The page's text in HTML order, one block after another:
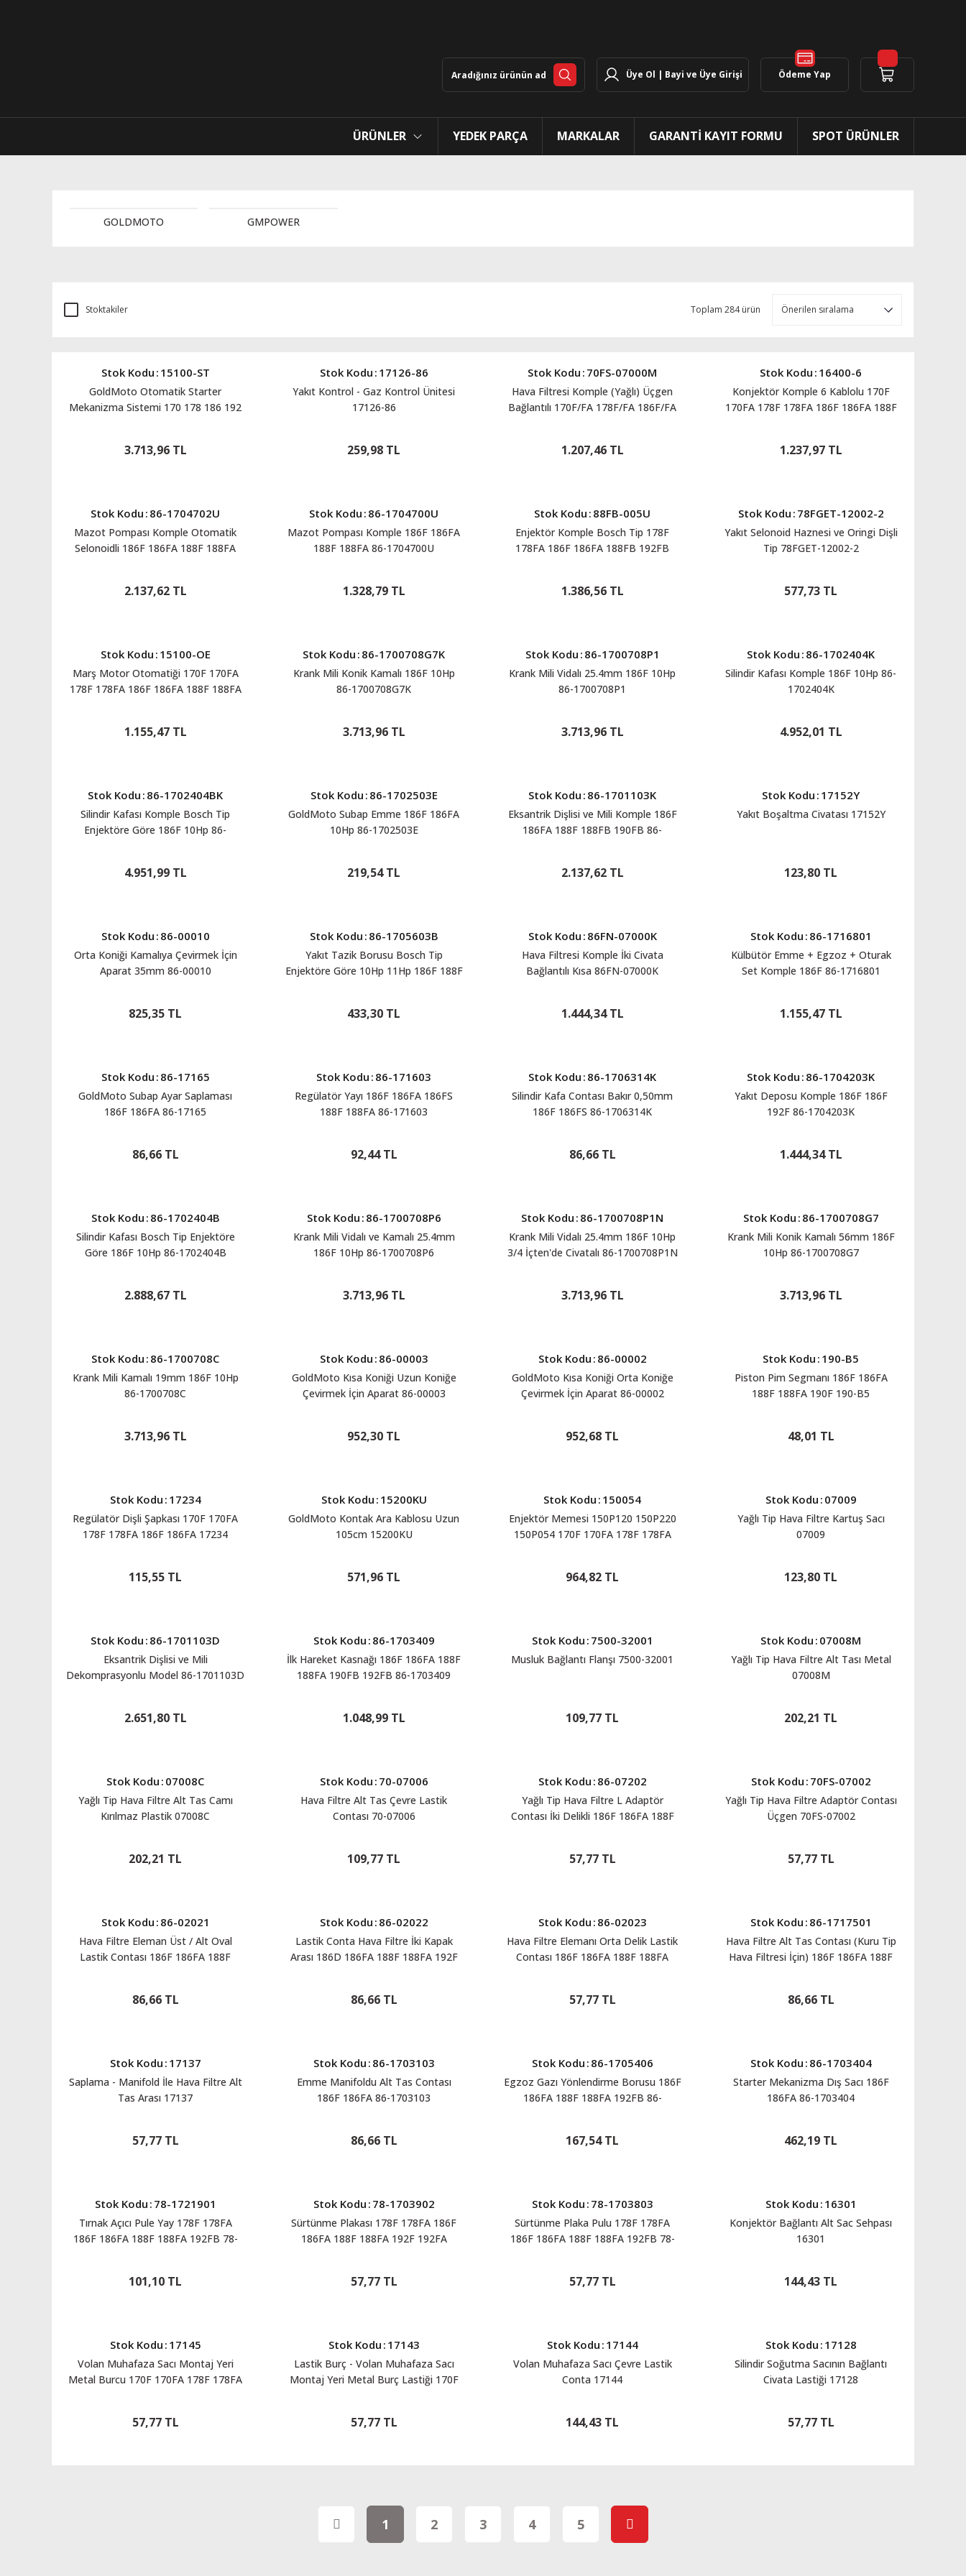
Üye Ol | Bayi ve Üye Girişi Ödeme Yap
ÜRÜNLER YEDEK PARÇA MARKALAR GARANTİ KAYIT FORMU SPOT ÜRÜNLER
GOLDMOTO GMPOWER
Stoktakiler Toplam 284 ürün
Stok Kodu : 15100-ST
GoldMoto Otomatik Starter
Mekanizma Sistemi 170 178 186 192
3.713,96 TL
Stok Kodu : 17126-86
Yakıt Kontrol - Gaz Kontrol Ünitesi
17126-86
259,98 TL
Stok Kodu : 70FS-07000M
Hava Filtresi Komple (Yağlı) Üçgen
Bağlantılı 170F/FA 178F/FA 186F/FA
1.207,46 TL
Stok Kodu : 16400-6
Konjektör Komple 6 Kablolu 170F
170FA 178F 178FA 186F 186FA 188F
1.237,97 TL
Stok Kodu : 86-1704702U
Mazot Pompası Komple Otomatik
Selonoidli 186F 186FA 188F 188FA
2.137,62 TL
Stok Kodu : 86-1704700U
Mazot Pompası Komple 186F 186FA
188F 188FA 86-1704700U
1.328,79 TL
Stok Kodu : 88FB-005U
Enjektör Komple Bosch Tip 178F
178FA 186F 186FA 188FB 192FB
1.386,56 TL
Stok Kodu : 78FGET-12002-2
Yakıt Selonoid Haznesi ve Oringi Dişli
Tip 78FGET-12002-2
577,73 TL
Stok Kodu : 15100-OE
Marş Motor Otomatiği 170F 170FA
178F 178FA 186F 186FA 188F 188FA
1.155,47 TL
Stok Kodu : 86-1700708G7K
Krank Mili Konik Kamalı 186F 10Hp
86-1700708G7K
3.713,96 TL
Stok Kodu : 86-1700708P1
Krank Mili Vidalı 25.4mm 186F 10Hp
86-1700708P1
3.713,96 TL
Stok Kodu : 86-1702404K
Silindir Kafası Komple 186F 10Hp 86-
1702404K
4.952,01 TL
Stok Kodu : 86-1702404BK
Silindir Kafası Komple Bosch Tip
Enjektöre Göre 186F 10Hp 86-
4.951,99 TL
Stok Kodu : 86-1702503E
GoldMoto Subap Emme 186F 186FA
10Hp 86-1702503E
219,54 TL
Stok Kodu : 86-1701103K
Eksantrik Dişlisi ve Mili Komple 186F
186FA 188F 188FB 190FB 86-
2.137,62 TL
Stok Kodu : 17152Y
Yakıt Boşaltma Civatası 17152Y
123,80 TL
Stok Kodu : 86-00010
Orta Koniği Kamalıya Çevirmek İçin
Aparat 35mm 86-00010
825,35 TL
Stok Kodu : 86-1705603B
Yakıt Tazik Borusu Bosch Tip
Enjektöre Göre 10Hp 11Hp 186F 188F
433,30 TL
Stok Kodu : 86FN-07000K
Hava Filtresi Komple İki Civata
Bağlantılı Kısa 86FN-07000K
1.444,34 TL
Stok Kodu : 86-1716801
Külbütör Emme + Egzoz + Oturak
Set Komple 186F 86-1716801
1.155,47 TL
Stok Kodu : 86-17165
GoldMoto Subap Ayar Saplaması
186F 186FA 86-17165
86,66 TL
Stok Kodu : 86-171603
Regülatör Yayı 186F 186FA 186FS
188F 188FA 86-171603
92,44 TL
Stok Kodu : 86-1706314K
Silindir Kafa Contası Bakır 0,50mm
186F 186FS 86-1706314K
86,66 TL
Stok Kodu : 86-1704203K
Yakıt Deposu Komple 186F 186F
192F 86-1704203K
1.444,34 TL
Stok Kodu : 86-1702404B
Silindir Kafası Bosch Tip Enjektöre
Göre 186F 10Hp 86-1702404B
2.888,67 TL
Stok Kodu : 86-1700708P6
Krank Mili Vidalı ve Kamalı 25.4mm
186F 10Hp 86-1700708P6
3.713,96 TL
Stok Kodu : 86-1700708P1N
Krank Mili Vidalı 25.4mm 186F 10Hp
3/4 İçten'de Civatalı 86-1700708P1N
3.713,96 TL
Stok Kodu : 86-1700708G7
Krank Mili Konik Kamalı 56mm 186F
10Hp 86-1700708G7
3.713,96 TL
Stok Kodu : 86-1700708C
Krank Mili Kamalı 19mm 186F 10Hp
86-1700708C
3.713,96 TL
Stok Kodu : 86-00003
GoldMoto Kısa Koniği Uzun Koniğe
Çevirmek İçin Aparat 86-00003
952,30 TL
Stok Kodu : 86-00002
GoldMoto Kısa Koniği Orta Koniğe
Çevirmek İçin Aparat 86-00002
952,68 TL
Stok Kodu : 190-B5
Piston Pim Segmanı 186F 186FA
188F 188FA 190F 190-B5
48,01 TL
Stok Kodu : 17234
Regülatör Dişli Şapkası 170F 170FA
178F 178FA 186F 186FA 17234
115,55 TL
Stok Kodu : 15200KU
GoldMoto Kontak Ara Kablosu Uzun
105cm 15200KU
571,96 TL
Stok Kodu : 150054
Enjektör Memesi 150P120 150P220
150P054 170F 170FA 178F 178FA
964,82 TL
Stok Kodu : 07009
Yağlı Tip Hava Filtre Kartuş Sacı
07009
123,80 TL
Stok Kodu : 86-1701103D
Eksantrik Dişlisi ve Mili
Dekomprasyonlu Model 86-1701103D
2.651,80 TL
Stok Kodu : 86-1703409
İlk Hareket Kasnağı 186F 186FA 188F
188FA 190FB 192FB 86-1703409
1.048,99 TL
Stok Kodu : 7500-32001
Musluk Bağlantı Flanşı 7500-32001
109,77 TL
Stok Kodu : 07008M
Yağlı Tip Hava Filtre Alt Tası Metal
07008M
202,21 TL
Stok Kodu : 07008C
Yağlı Tip Hava Filtre Alt Tas Camı
Kırılmaz Plastik 07008C
202,21 TL
Stok Kodu : 70-07006
Hava Filtre Alt Tas Çevre Lastik
Contası 70-07006
109,77 TL
Stok Kodu : 86-07202
Yağlı Tip Hava Filtre L Adaptör
Contası İki Delikli 186F 186FA 188F
57,77 TL
Stok Kodu : 70FS-07002
Yağlı Tip Hava Filtre Adaptör Contası
Üçgen 70FS-07002
57,77 TL
Stok Kodu : 86-02021
Hava Filtre Eleman Üst / Alt Oval
Lastik Contası 186F 186FA 188F
86,66 TL
Stok Kodu : 86-02022
Lastik Conta Hava Filtre İki Kapak
Arası 186D 186FA 188F 188FA 192F
86,66 TL
Stok Kodu : 86-02023
Hava Filtre Elemanı Orta Delik Lastik
Contası 186F 186FA 188F 188FA
57,77 TL
Stok Kodu : 86-1717501
Hava Filtre Alt Tas Contası (Kuru Tip
Hava Filtresi İçin) 186F 186FA 188F
86,66 TL
Stok Kodu : 17137
Saplama - Manifold İle Hava Filtre Alt
Tas Arası 17137
57,77 TL
Stok Kodu : 86-1703103
Emme Manifoldu Alt Tas Contası
186F 186FA 86-1703103
86,66 TL
Stok Kodu : 86-1705406
Egzoz Gazı Yönlendirme Borusu 186F
186FA 188F 188FA 192FB 86-
167,54 TL
Stok Kodu : 86-1703404
Starter Mekanizma Dış Sacı 186F
186FA 86-1703404
462,19 TL
Stok Kodu : 78-1721901
Tırnak Açıcı Pule Yay 178F 178FA
186F 186FA 188F 188FA 192FB 78-
101,10 TL
Stok Kodu : 78-1703902
Sürtünme Plakası 178F 178FA 186F
186FA 188F 188FA 192F 192FA
57,77 TL
Stok Kodu : 78-1703803
Sürtünme Plaka Pulu 178F 178FA
186F 186FA 188F 188FA 192FB 78-
57,77 TL
Stok Kodu : 16301
Konjektör Bağlantı Alt Sac Sehpası
16301
144,43 TL
Stok Kodu : 17145
Volan Muhafaza Sacı Montaj Yeri
Metal Burcu 170F 170FA 178F 178FA
57,77 TL
Stok Kodu : 17143
Lastik Burç - Volan Muhafaza Sacı
Montaj Yeri Metal Burç Lastiği 170F
192F 192FA 192FB 17143
57,77 TL
Stok Kodu : 17144
Volan Muhafaza Sacı Çevre Lastik
Conta 17144
144,43 TL
Stok Kodu : 17128
Silindir Soğutma Sacının Bağlantı
Civata Lastiği 17128
57,77 TL
1 2 3 4 5